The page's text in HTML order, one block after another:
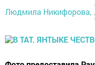
Людмила Никифорова,